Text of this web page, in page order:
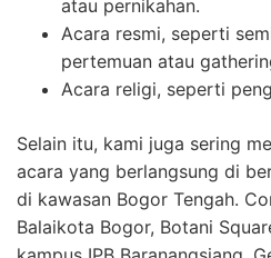
atau pernikahan.
Acara resmi, seperti
pertemuan atau
Acara religi, seperti
Selain itu, kami juga sering
acara yang berlangsung di
di kawasan Bogor Tengah.
Balaikota Bogor, Botani